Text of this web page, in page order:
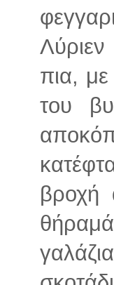
πια,
του
βροχή